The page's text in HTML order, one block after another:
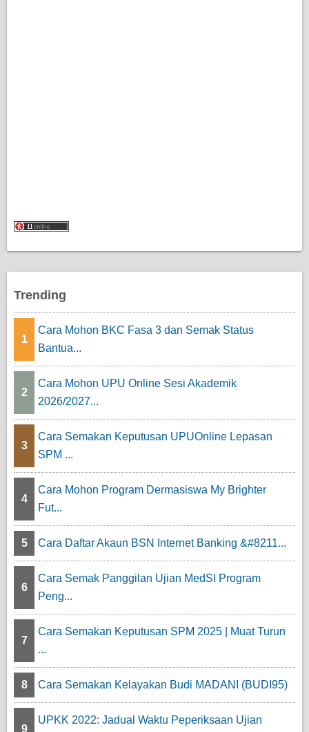
Trending
1
Cara Mohon BKC Fasa 3 dan Semak Status
Bantua...
2
Cara Mohon UPU Online Sesi Akademik
2026/2027...
3
Cara Semakan Keputusan UPUOnline Lepasan
SPM ...
4
Cara Mohon Program Dermasiswa My Brighter
Fut...
5 Cara Daftar Akaun BSN Internet Banking &#8211...
6
Cara Semak Panggilan Ujian MedSI Program
Peng...
7
Cara Semakan Keputusan SPM 2025 | Muat Turun
...
8 Cara Semakan Kelayakan Budi MADANI (BUDI95)
9
UPKK 2022: Jadual Waktu Peperiksaan Ujian